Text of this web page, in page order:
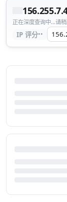
正在深度查询中...请
IP 评分··